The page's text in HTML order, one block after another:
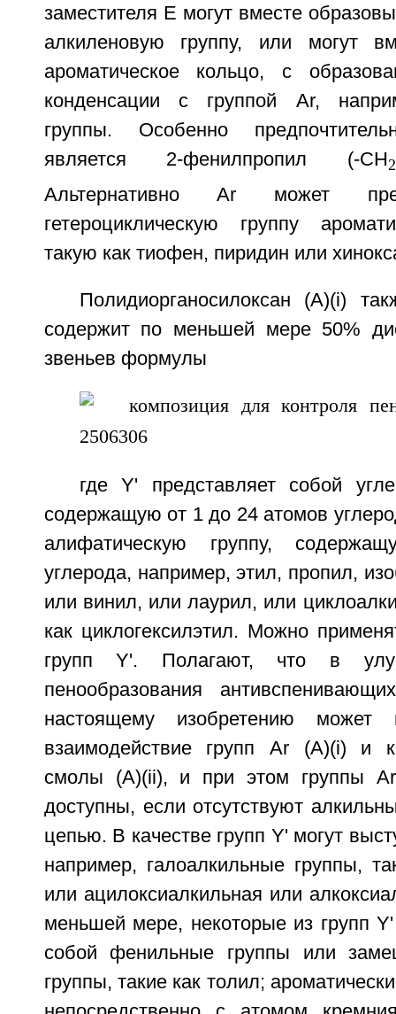
заместителя E могут вместе
алкиленовую группу, или могут
ароматическое кольцо, с
конденсации с группой Ar,
группы. Особенно
является 2-фенилпропил (-CH2
Альтернативно Ar может
гетероциклическую группу
такую как тиофен, пиридин или
Полидиорганосилоксан (A)(i)
содержит по меньшей мере 50%
звеньев формулы
где Y' представляет собой
содержащую от 1 до 24 атомов
алифатическую группу,
углерода, например, этил, пропил,
или винил, или лаурил, или
как циклогексилэтил. Можно
групп Y'. Полагают, что в
пенообразования
настоящему изобретению может
взаимодействие групп Ar (A)(i) и
смолы (А)(ii), и при этом группы
доступны, если отсутствуют
цепью. В качестве групп Y' могут
например, галоалкильные группы,
или ацилоксиалкильная или
меньшей мере, некоторые из групп Y'
собой фенильные группы или
группы, такие как толил;